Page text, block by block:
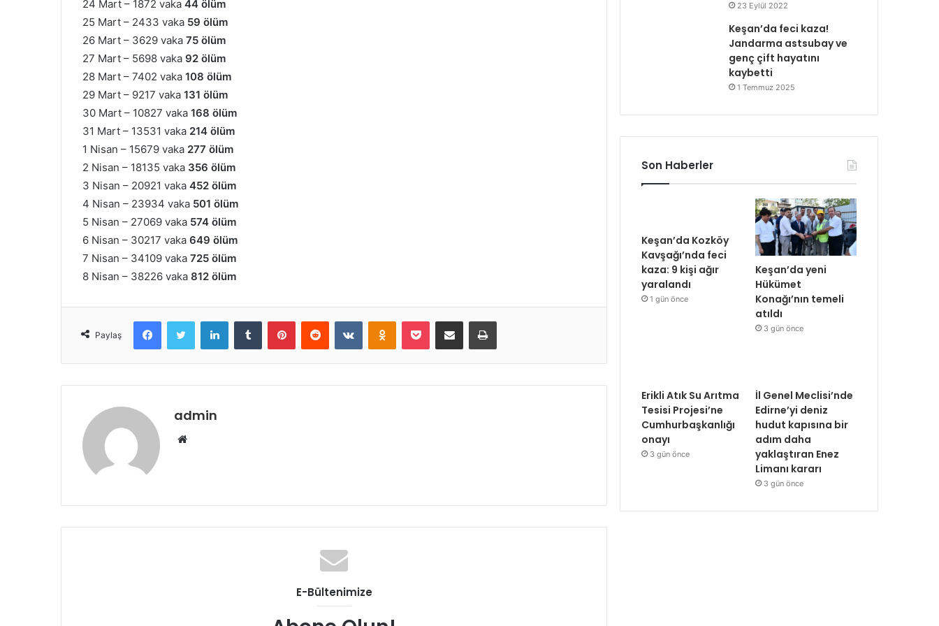
24 Mart – 1872 vaka 44 ölüm
25 Mart – 2433 vaka 59 ölüm
26 Mart – 3629 vaka 75 ölüm
27 Mart – 5698 vaka 92 ölüm
28 Mart – 7402 vaka 108 ölüm
29 Mart – 9217 vaka 131 ölüm
30 Mart – 10827 vaka 168 ölüm
31 Mart – 13531 vaka 214 ölüm
1 Nisan – 15679 vaka 277 ölüm
2 Nisan – 18135 vaka 356 ölüm
3 Nisan – 20921 vaka 452 ölüm
4 Nisan – 23934 vaka 501 ölüm
5 Nisan – 27069 vaka 574 ölüm
6 Nisan – 30217 vaka 649 ölüm
7 Nisan – 34109 vaka 725 ölüm
8 Nisan – 38226 vaka 812 ölüm
Paylaş
FacebookTwitter LinkedInTumblr PinterestReddit VKontakteOdnoklassniki
Pocket E-Posta ile paylaş Yazdır
admin
Web
E-Bültenimize
23 Eylül 2022
Keşan’da feci kaza!
Jandarma astsubay ve
genç çift hayatını
kaybetti
1 Temmuz 2025
Son Haberler
Keşan’da Kozköy
Kavşağı’nda feci
kaza: 9 kişi ağır
yaralandı
1 gün önce
Keşan’da yeni
Hükümet
Konağı’nın temeli
atıldı
3 gün önce
Erikli Atık Su Arıtma
Tesisi Projesi’ne
Cumhurbaşkanlığı
onayı
3 gün önce
İl Genel Meclisi’nde
Edirne’yi deniz
hudut kapısına bir
adım daha
yaklaştıran Enez
Limanı kararı
3 gün önce